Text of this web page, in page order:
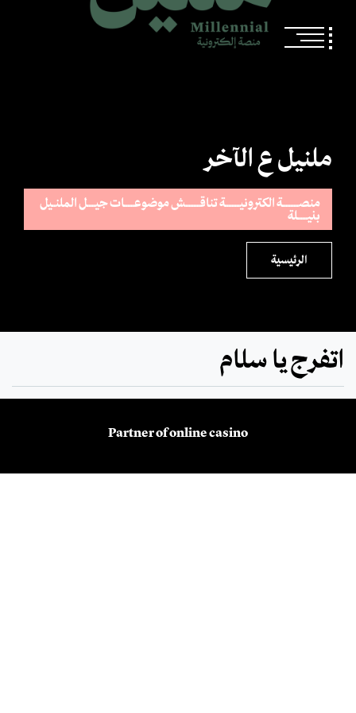
ملنيل ع الآخر
منصــــــــــة الكترونيـــــــــة تناقـــــــــش موضوعــــــات جيـــــل الملنــيل
بنيــــــلة
الرئيسية
اتفرج يا سلام
Partner ofonline casino